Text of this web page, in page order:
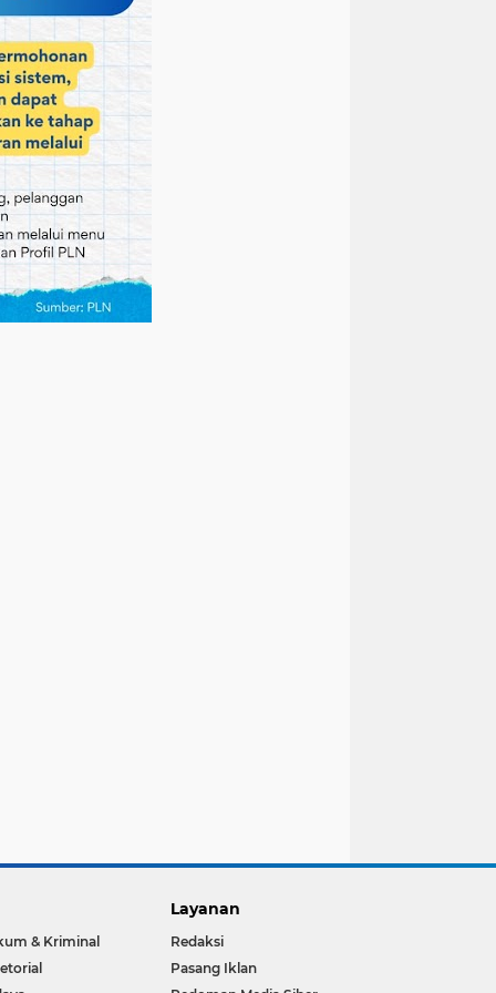
& Kriminal
Layanan
Redaksi
Pasang Iklan